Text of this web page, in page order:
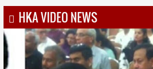
HKA VIDEO NEWS